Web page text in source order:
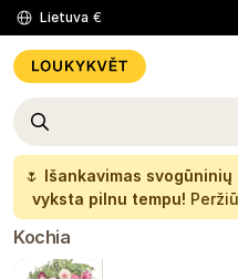
Lietuva €
🌷 Išankavimas
vyksta pilnu tempu!
Kochia